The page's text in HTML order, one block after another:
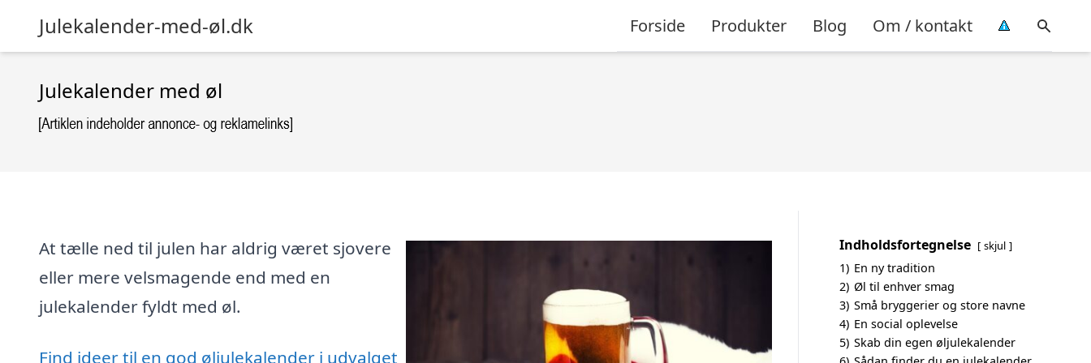
Julekalender-med-øl.dk Forside Produkter Blog Om / kontakt
Julekalender med øl
At tælle ned til julen har aldrig været sjovere
eller mere velsmagende end med en
julekalender fyldt med øl.
Find ideer til en god øljulekalender i udvalget
Indholdsfortegnelse skjul
1) En ny tradition
2) Øl til enhver smag
3) Små bryggerier og store navne
4) En social oplevelse
5) Skab din egen øljulekalender